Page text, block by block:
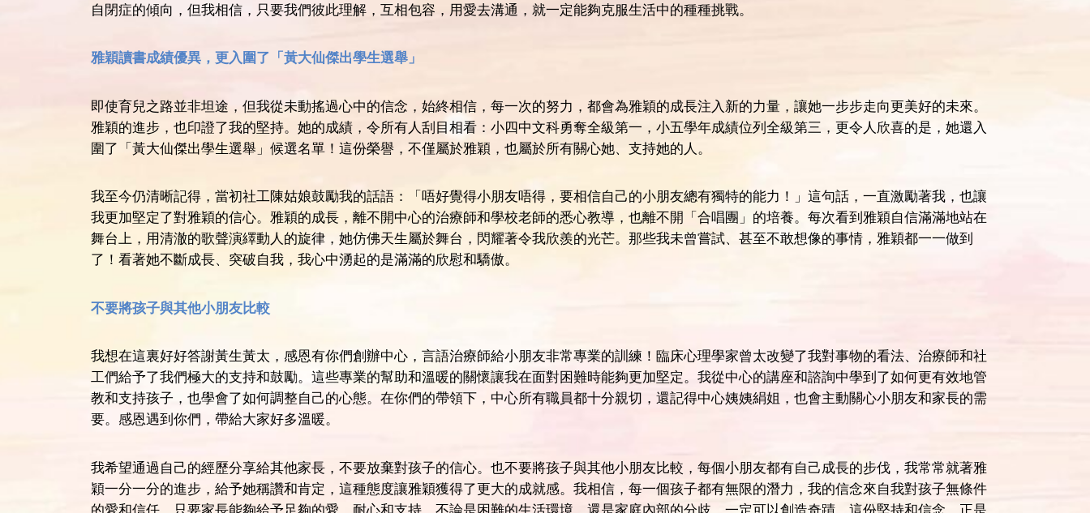
自閉症的傾向，但我相信，只要我們彼此理解，互相包容，用愛去溝通，就一定能夠克服生活中的種種挑戰。
雅穎讀書成績優異，更入圍了「黃大仙傑出學生選舉」
即使育兒之路並非坦途，但我從未動搖過心中的信念，始終相信，每一次的努力，都會為雅穎的成長注入新的力量，讓她一步步走向更美好的未來。
雅穎的進步，也印證了我的堅持。她的成績，令所有人刮目相看：小四中文科勇奪全級第一，小五學年成績位列全級第三，更令人欣喜的是，她還入
圍了「黃大仙傑出學生選舉」候選名單！這份榮譽，不僅屬於雅穎，也屬於所有關心她、支持她的人。
我至今仍清晰記得，當初社工陳姑娘鼓勵我的話語：「唔好覺得小朋友唔得，要相信自己的小朋友總有獨特的能力！」這句話，一直激勵著我，也讓
我更加堅定了對雅穎的信心。雅穎的成長，離不開中心的治療師和學校老師的悉心教導，也離不開「合唱團」的培養。每次看到雅穎自信滿滿地站在
舞台上，用清澈的歌聲演繹動人的旋律，她仿佛天生屬於舞台，閃耀著令我欣羨的光芒。那些我未曾嘗試、甚至不敢想像的事情，雅穎都一一做到
了！看著她不斷成長、突破自我，我心中湧起的是滿滿的欣慰和驕傲。
不要將孩子與其他小朋友比較
我想在這裏好好答謝黃生黃太，感恩有你們創辦中心，言語治療師給小朋友非常專業的訓練！臨床心理學家曾太改變了我對事物的看法、治療師和社
工們給予了我們極大的支持和鼓勵。這些專業的幫助和溫暖的關懷讓我在面對困難時能夠更加堅定。我從中心的講座和諮詢中學到了如何更有效地管
教和支持孩子，也學會了如何調整自己的心態。在你們的帶領下，中心所有職員都十分親切，還記得中心姨姨絹姐，也會主動關心小朋友和家長的需
要。感恩遇到你們，帶給大家好多溫暖。
我希望通過自己的經歷分享給其他家長，不要放棄對孩子的信心。也不要將孩子與其他小朋友比較，每個小朋友都有自己成長的步伐，我常常就著雅
穎一分一分的進步，給予她稱讚和肯定，這種態度讓雅穎獲得了更大的成就感。我相信，每一個孩子都有無限的潛力，我的信念來自我對孩子無條件